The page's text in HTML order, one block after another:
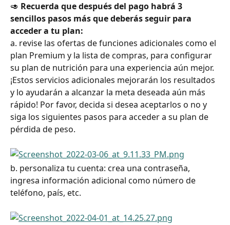
🥑 Recuerda que después del pago habrá 3
sencillos pasos más que deberás seguir para
acceder a tu plan:
a. revise las ofertas de funciones adicionales como el
plan Premium y la lista de compras, para configurar
su plan de nutrición para una experiencia aún mejor.
¡Estos servicios adicionales mejorarán los resultados
y lo ayudarán a alcanzar la meta deseada aún más
rápido! Por favor, decida si desea aceptarlos o no y
siga los siguientes pasos para acceder a su plan de
pérdida de peso.
b. personaliza tu cuenta: crea una contraseña,
ingresa información adicional como número de
teléfono, país, etc.